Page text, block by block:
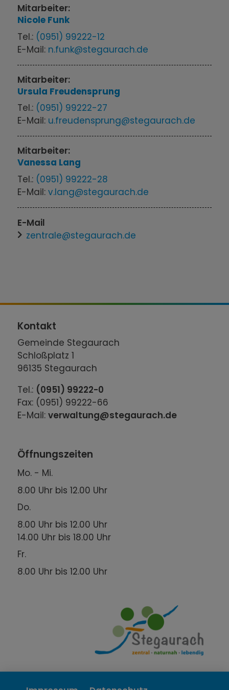
Mitarbeiter:
Nicole Funk
Tel.: (0951) 99222-12
E-Mail: n.funk@stegaurach.de
Mitarbeiter:
Ursula Freudensprung
Tel.: (0951) 99222-27
E-Mail: u.freudensprung@stegaurach.de
Mitarbeiter:
Vanessa Lang
Tel.: (0951) 99222-28
E-Mail:v.lang@stegaurach.de
E-Mail
zentrale@stegaurach.de
Kontakt
Gemeinde Stegaurach
Schloßplatz 1
96135 Stegaurach
Tel.: (0951) 99222-0
Fax: (0951) 99222-66
E-Mail:verwaltung@stegaurach.de
Öffnungszeiten
Mo. - Mi.
8.00 Uhr bis 12.00 Uhr
Do.
8.00 Uhr bis 12.00 Uhr
14.00 Uhr bis 18.00 Uhr
Fr.
8.00 Uhr bis 12.00 Uhr